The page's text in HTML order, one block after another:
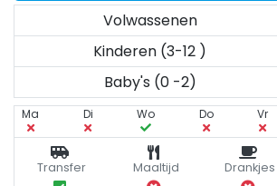
Volwassenen
Kinderen (3-12 )
Baby's (0 -2)
Ma Di Wo Do Vr
Transfer Maaltijd Drankjes